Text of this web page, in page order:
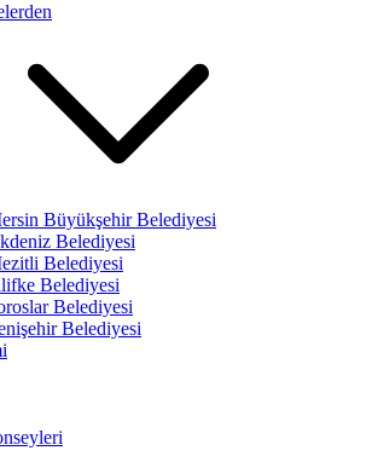
Büyükşehir Belediyesi
Belediyesi
Belediyesi
Belediyesi
Belediyesi
Belediyesi